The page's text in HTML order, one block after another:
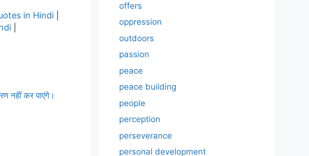
in Hindi
नहीं कर पाएंगे।
offers
oppression
outdoors
passion
peace
peace building
people
perception
perseverance
personal development